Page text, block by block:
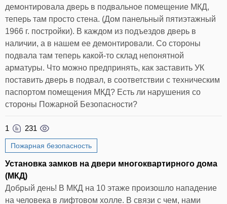
демонтировала дверь в подвальное помещение МКД,
теперь там просто стена. (Дом панельный пятиэтажный
1966 г. постройки). В каждом из подъездов дверь в
наличии, а в нашем ее демонтировали. Со стороны
подвала там теперь какой-то склад непонятной
арматуры. Что можно предпринять, как заставить УК
поставить дверь в подвал, в соответствии с техническим
паспортом помещения МКД? Есть ли нарушения со
стороны Пожарной Безопасности?
1 231
Пожарная безопасность
Установка замков на двери многоквартирного дома
(МКД)
Добрый день! В МКД на 10 этаже произошло нападение
на человека в лифтовом холле. В связи с чем, нами